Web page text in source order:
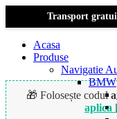
Transport
Acasa
Produse
Navigatie
BMW
🎁 Folosește codul
aplica